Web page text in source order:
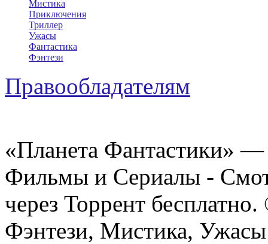
Мистика
Приключения
Триллер
Ужасы
Фантастика
Фэнтези
Правообладателям
«Планета Фантастики»
Фильмы и Сериалы -
через Торрент
Фэнтези, Мистика,